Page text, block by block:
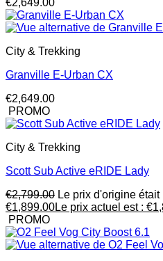
City & Trekking
Granville E-Urban CX
€2,649.00
PROMO
City & Trekking
Scott Sub Active eRIDE Lady
€2,799.00 Le prix d'origine était
€1,899.00Le prix actuel est :
PROMO